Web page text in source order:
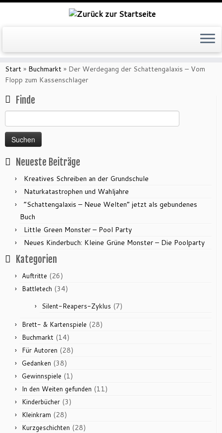
Zum
Inhalt
springen
Start » Buchmarkt » Der Werdegang der Schattengalaxis – Vom
Flopp zum Kassenschlager
Finde
nach:
Neueste Beiträge
Kreatives Schreiben an der Grundschule
Naturkatastrophen und Wahljahre
“Schattengalaxis – Neue Welten” jetzt als gebundenes
Buch
Little Green Monster – Pool Party
Neues Kinderbuch: Kleine Grüne Monster – Die Poolparty
Kategorien
Auftritte (26)
Battletech (34)
Silent-Reapers-Zyklus (7)
Brett- & Kartenspiele (28)
Buchmarkt (14)
Für Autoren (28)
Gedanken (38)
Gewinnspiele (1)
In den Weiten gefunden (11)
Kinderbücher (3)
Kleinkram (28)
Kurzgeschichten (28)